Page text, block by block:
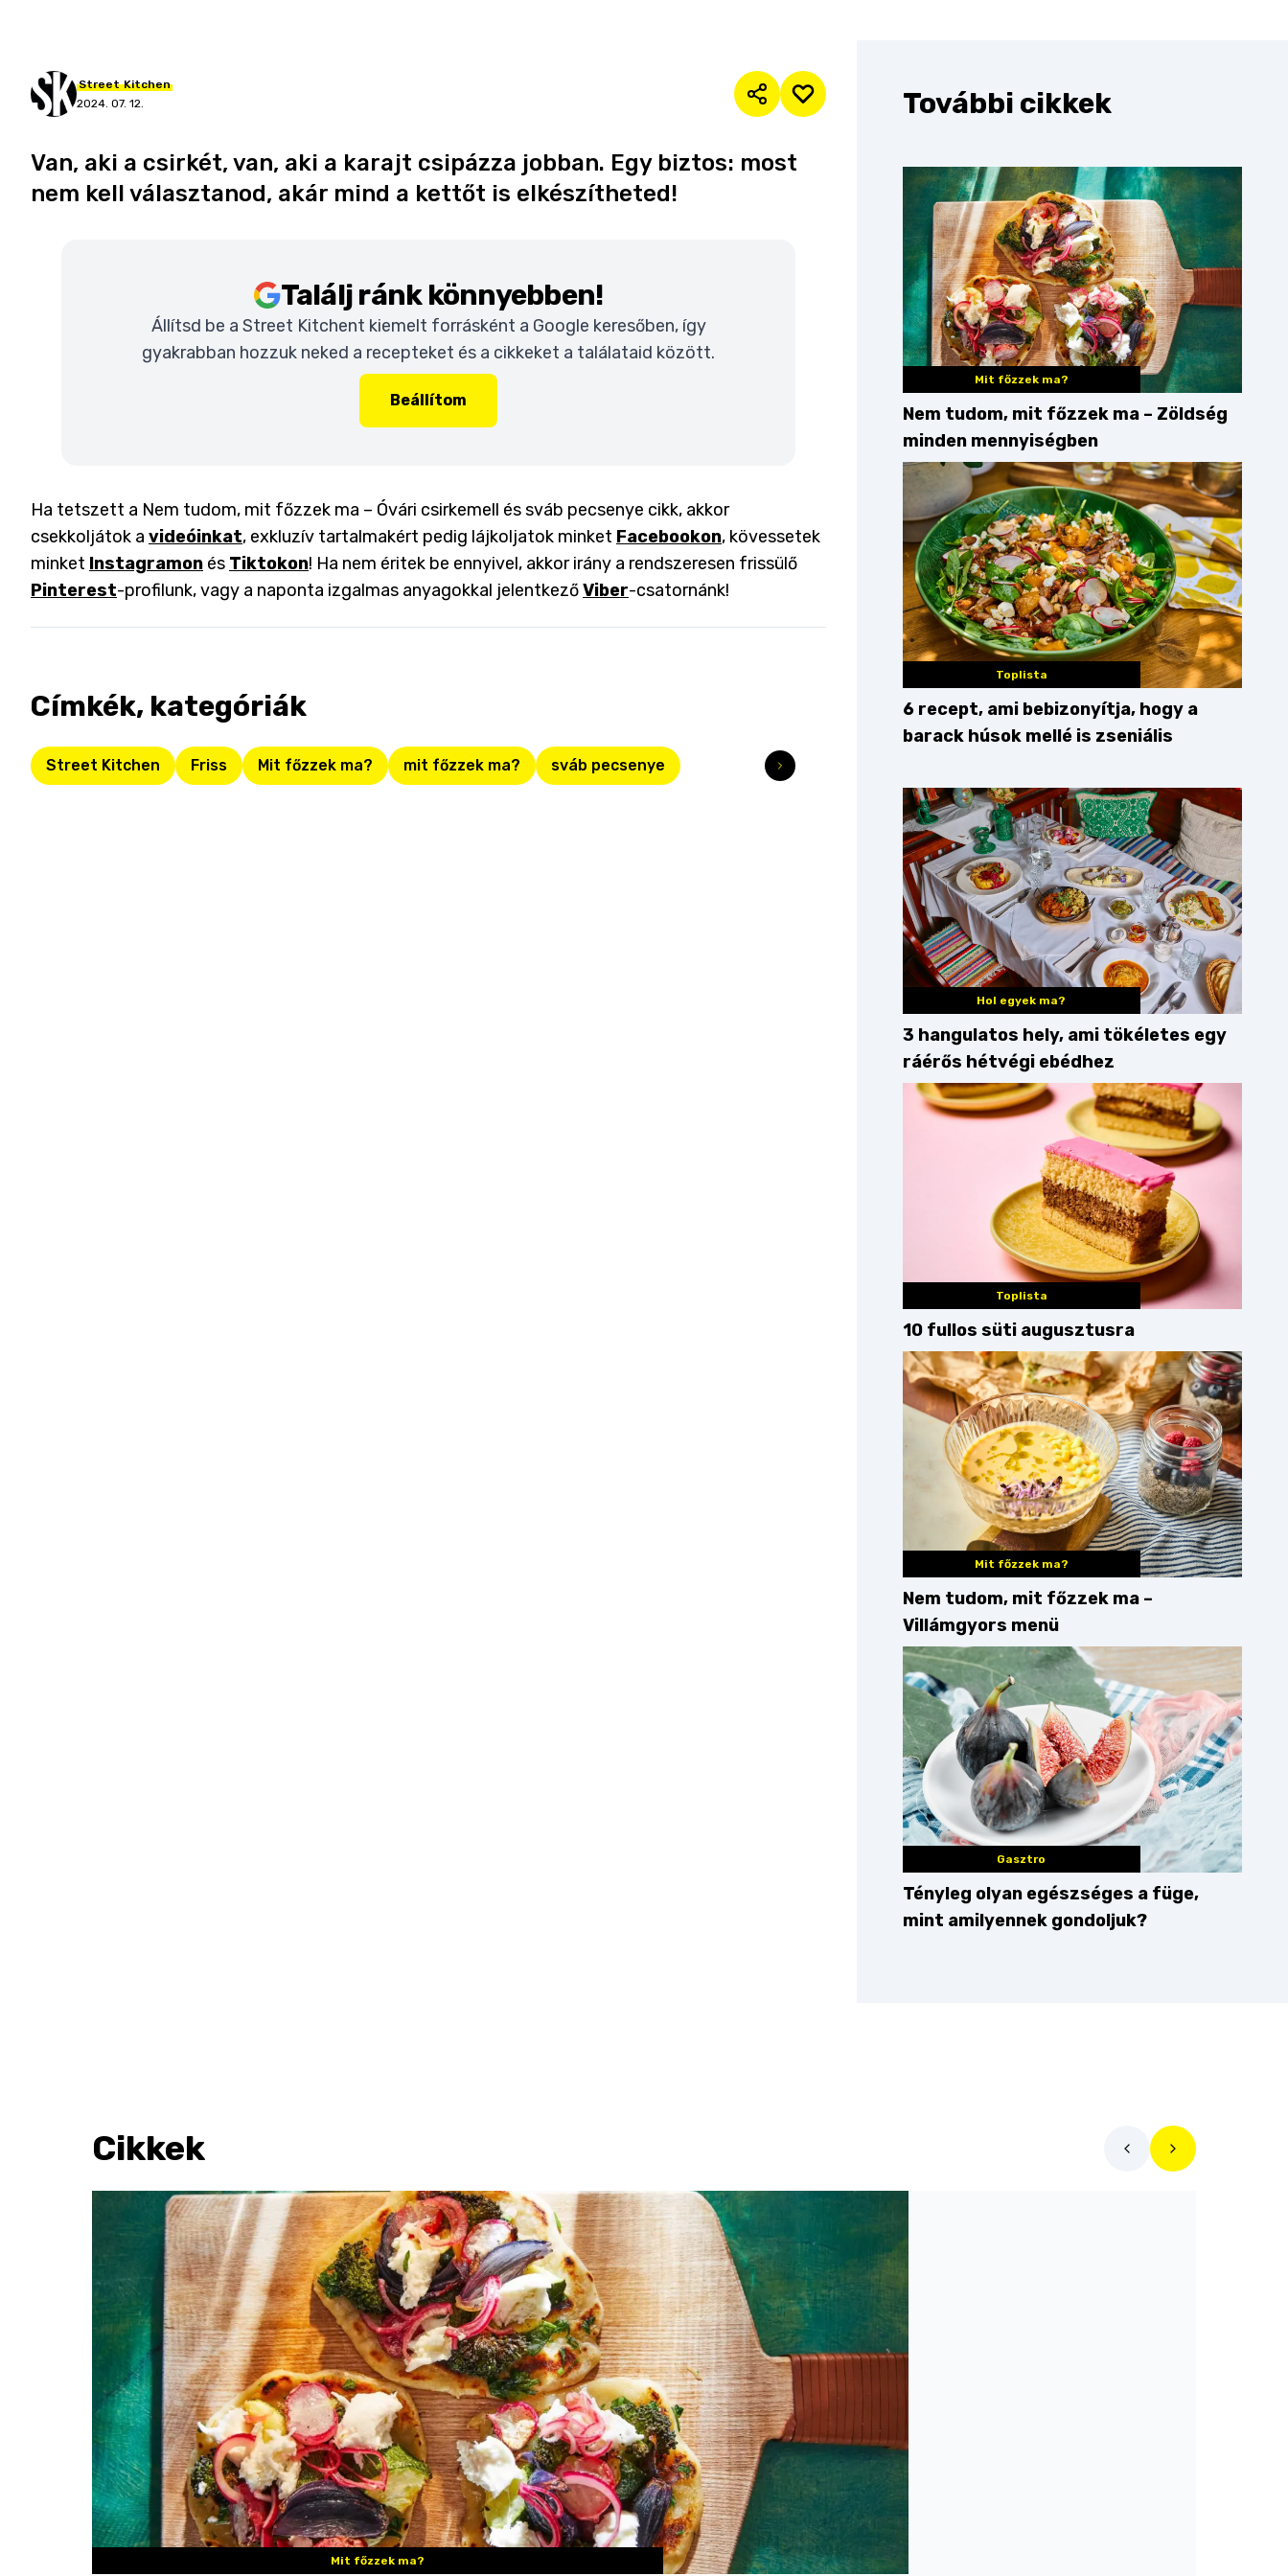
Street Kitchen
2024. 07. 12.
Van, aki a csirkét, van, aki a karajt csipázza jobban. Egy biztos: most
nem kell választanod, akár mind a kettőt is elkészítheted!
Találj ránk könnyebben!
Állítsd be a Street Kitchent kiemelt forrásként a Google keresőben, így
gyakrabban hozzuk neked a recepteket és a cikkeket a találataid között.
Beállítom
Ha tetszett a Nem tudom, mit főzzek ma – Óvári csirkemell és sváb pecsenye cikk, akkor
csekkoljátok a videóinkat, exkluzív tartalmakért pedig lájkoljatok minket Facebookon, kövessetek
minket Instagramon és Tiktokon! Ha nem éritek be ennyivel, akkor irány a rendszeresen frissülő
Pinterest-profilunk, vagy a naponta izgalmas anyagokkal jelentkezőViber-csatornánk!
Címkék, kategóriák
Street Kitchen Friss Mit főzzek ma? mit főzzek ma? sváb pecsenye
További cikkek
Mit főzzek ma?
Nem tudom, mit főzzek ma – Zöldség
minden mennyiségben
Toplista
6 recept, ami bebizonyítja, hogy a
barack húsok mellé is zseniális
Hol egyek ma?
3 hangulatos hely, ami tökéletes egy
ráérős hétvégi ebédhez
Toplista
10 fullos süti augusztusra
Mit főzzek ma?
Nem tudom, mit főzzek ma –
Villámgyors menü
Gasztro
Tényleg olyan egészséges a füge,
mint amilyennek gondoljuk?
Cikkek
Mit főzzek ma?